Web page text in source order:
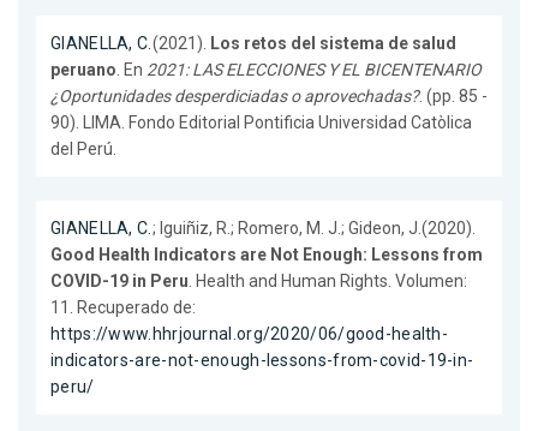
GIANELLA, C.(2021). Los retos del sistema de salud
peruano. En 2021: LAS ELECCIONES Y EL BICENTENARIO
¿Oportunidades desperdiciadas o aprovechadas?. (pp. 85 -
90). LIMA. Fondo Editorial Pontificia Universidad Catòlica
del Perú.
GIANELLA, C.; Iguiñiz, R.; Romero, M. J.; Gideon, J.(2020).
Good Health Indicators are Not Enough: Lessons from
COVID-19 in Peru. Health and Human Rights. Volumen:
11. Recuperado de:
https://www.hhrjournal.org/2020/06/good-health-
indicators-are-not-enough-lessons-from-covid-19-in-
peru/